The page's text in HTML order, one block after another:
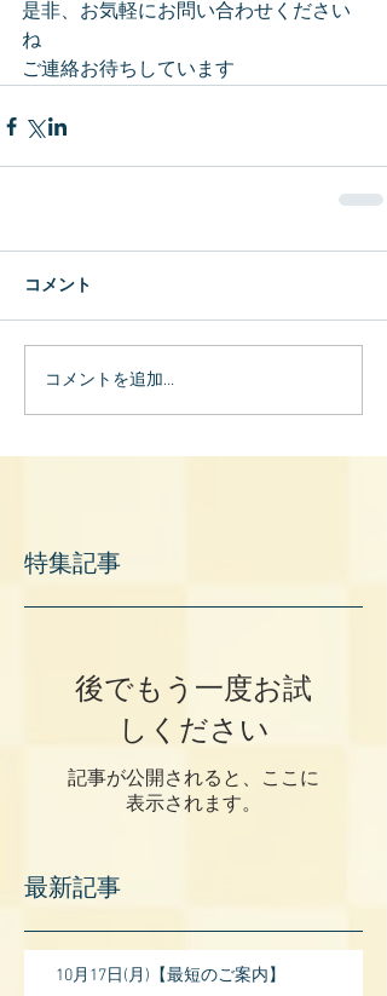
是非、お気軽にお問い合わせください
ね
ご連絡お待ちしています
コメント
コメントを追加…
特集記事
後でもう一度お試
しください
記事が公開されると、ここに
表示されます。
最新記事
10月17日(月)【最短のご案内】